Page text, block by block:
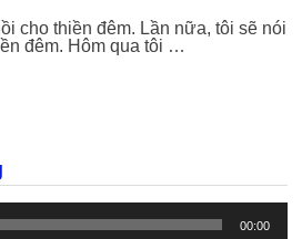
cho thiền đêm. Lần nữa, tôi sẽ nói
đêm. Hôm qua tôi …
00:00